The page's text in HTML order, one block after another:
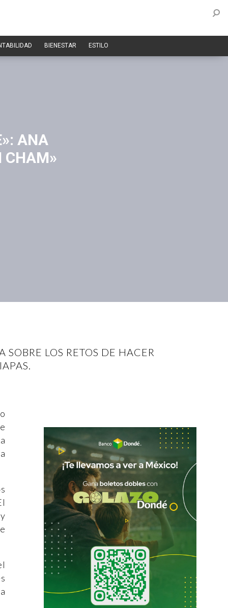
BIENESTAR ESTILO
ANA
CHAM»
LOS RETOS DE HACER